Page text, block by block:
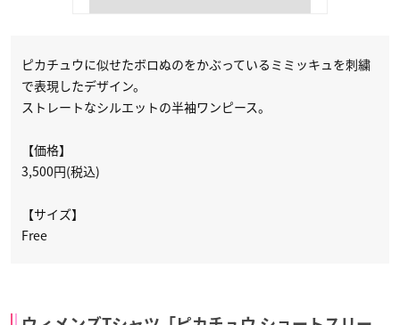
ピカチュウに似せたボロぬのをかぶっているミミッキュを刺繍
で表現したデザイン。
ストレートなシルエットの半袖ワンピース。
【価格】
3,500円(税込)
【サイズ】
Free